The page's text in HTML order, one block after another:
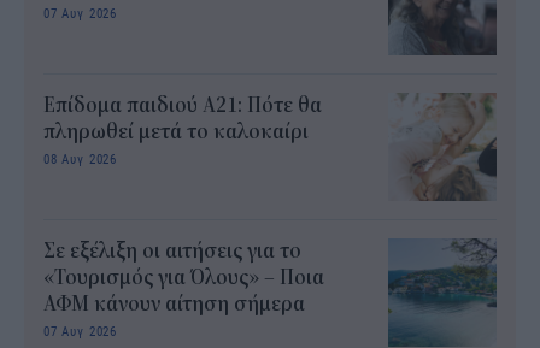
07 Αυγ 2026
Επίδομα παιδιού Α21: Πότε θα
πληρωθεί μετά το καλοκαίρι
08 Αυγ 2026
Σε εξέλιξη οι αιτήσεις για το
«Τουρισμός για Όλους» – Ποια
ΑΦΜ κάνουν αίτηση σήμερα
07 Αυγ 2026